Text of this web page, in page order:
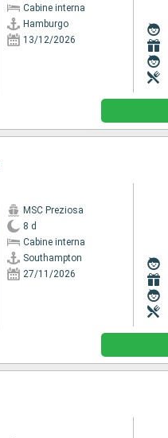
Cabine interna
Hamburgo
13/12/2026
MSC Preziosa
8 d
Cabine interna
Southampton
27/11/2026